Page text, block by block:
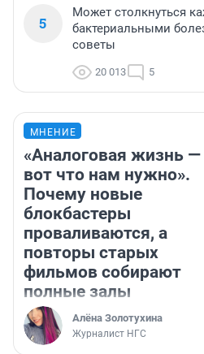
5
Может столкнуться
бактериальными
советы
20 013 5
МНЕНИЕ
«Аналоговая жизнь —
вот что нам нужно».
Почему новые
блокбастеры
проваливаются, а
повторы старых
фильмов собирают
полные залы
Алёна Золотухина
Журналист НГС